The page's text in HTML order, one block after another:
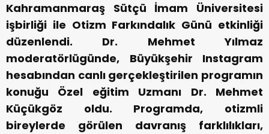
Kahramanmaraş Sütçü İmam Üniversitesi
işbirliği ile Otizm Farkındalık Günü etkinliği
düzenlendi. Dr. Mehmet Yılmaz
moderatörlügünde, Büyükşehir Instagram
hesabından canlı gerçekleştirilen programın
konuğu Özel eğitim Uzmanı Dr. Mehmet
Küçükgöz oldu. Programda, otizmli
bireylerde görülen davranış farklılıkları,